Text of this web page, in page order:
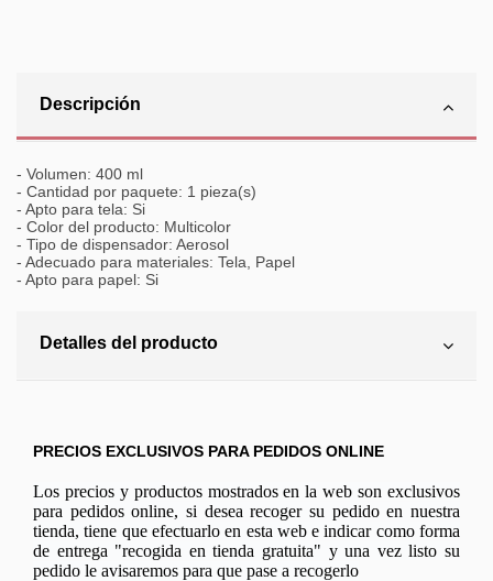
Descripción
- Volumen: 400 ml
- Cantidad por paquete: 1 pieza(s)
- Apto para tela: Si
- Color del producto: Multicolor
- Tipo de dispensador: Aerosol
- Adecuado para materiales: Tela, Papel
- Apto para papel: Si
Detalles del producto
PRECIOS EXCLUSIVOS PARA PEDIDOS ONLINE
Los precios y productos mostrados en la web son exclusivos
para pedidos online, si desea recoger su pedido en nuestra
tienda, tiene que efectuarlo en esta web e indicar como forma
de entrega "recogida en tienda gratuita" y una vez listo su
pedido le avisaremos para que pase a recogerlo